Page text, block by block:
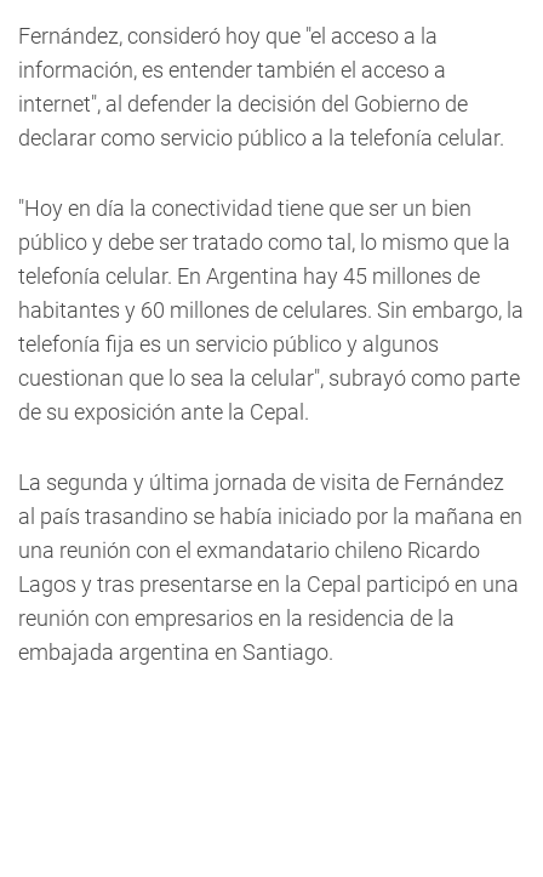
Fernández, consideró hoy que "el acceso a la
información, es entender también el acceso a
internet", al defender la decisión del Gobierno de
declarar como servicio público a la telefonía celular.
"Hoy en día la conectividad tiene que ser un bien
público y debe ser tratado como tal, lo mismo que la
telefonía celular. En Argentina hay 45 millones de
habitantes y 60 millones de celulares. Sin embargo, la
telefonía fija es un servicio público y algunos
cuestionan que lo sea la celular", subrayó como parte
de su exposición ante la Cepal.
La segunda y última jornada de visita de Fernández
al país trasandino se había iniciado por la mañana en
una reunión con el exmandatario chileno Ricardo
Lagos y tras presentarse en la Cepal participó en una
reunión con empresarios en la residencia de la
embajada argentina en Santiago.